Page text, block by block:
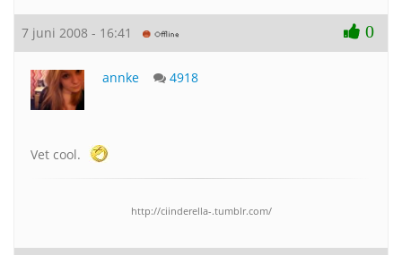
7 juni 2008 - 16:41 0
annke 4918
Vet cool.
http://ciinderella-.tumblr.com/